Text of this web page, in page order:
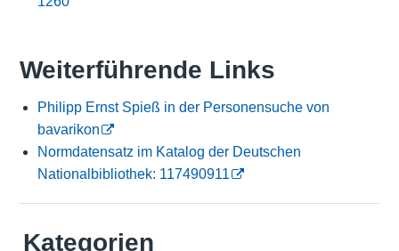
Weiterführende Links
Philipp Ernst Spieß in der Personensuche von
bavarikon
Normdatensatz im Katalog der Deutschen
Nationalbibliothek: 117490911
Kategorien